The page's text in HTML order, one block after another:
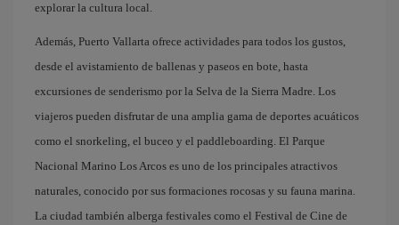
explorar la cultura local.
Además, Puerto Vallarta ofrece actividades para todos los gustos,
desde el avistamiento de ballenas y paseos en bote, hasta
excursiones de senderismo por la Selva de la Sierra Madre. Los
viajeros pueden disfrutar de una amplia gama de deportes acuáticos
como el snorkeling, el buceo y el paddleboarding. El Parque
Nacional Marino Los Arcos es uno de los principales atractivos
naturales, conocido por sus formaciones rocosas y su fauna marina.
La ciudad también alberga festivales como el Festival de Cine de